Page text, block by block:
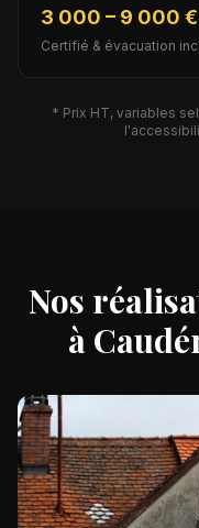
3 000 – 9 000 €
Certifié & évacuation
* Prix HT, variables
Nos
à